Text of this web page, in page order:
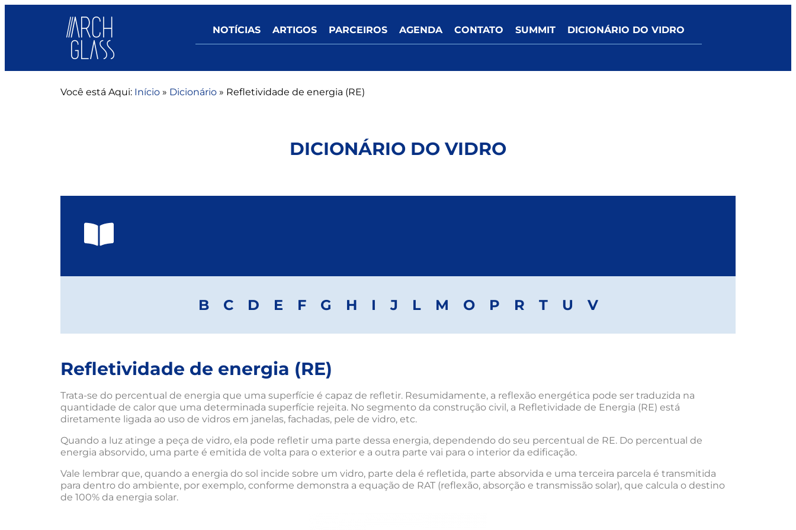
NOTÍCIAS ARTIGOS PARCEIROS AGENDA CONTATO SUMMIT DICIONÁRIO DO VIDRO
Você está Aqui: Início » Dicionário » Refletividade de energia (RE)
DICIONÁRIO DO VIDRO
B C D E F G H I J L M O P R T U V
Refletividade de energia (RE)
Trata-se do percentual de energia que uma superfície é capaz de refletir. Resumidamente, a reflexão energética pode ser traduzida na
quantidade de calor que uma determinada superfície rejeita. No segmento da construção civil, a Refletividade de Energia (RE) está
diretamente ligada ao uso de vidros em janelas, fachadas, pele de vidro, etc.
Quando a luz atinge a peça de vidro, ela pode refletir uma parte dessa energia, dependendo do seu percentual de RE. Do percentual de
energia absorvido, uma parte é emitida de volta para o exterior e a outra parte vai para o interior da edificação.
Vale lembrar que, quando a energia do sol incide sobre um vidro, parte dela é refletida, parte absorvida e uma terceira parcela é transmitida
para dentro do ambiente, por exemplo, conforme demonstra a equação de RAT (reflexão, absorção e transmissão solar), que calcula o destino
de 100% da energia solar.